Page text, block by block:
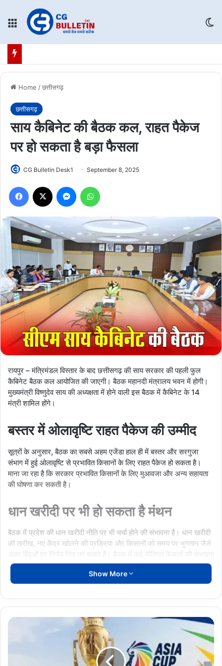
Menu
Home /छत्तीसगढ़
छत्तीसगढ़
साय कैबिनेट की बैठक कल, राहत पैकेज
पर हो सकता है बड़ा फैसला
CG Bulletin Desk1 September 8, 2025
Facebook Messenger
रायपुर – मंत्रिमंडल विस्तार के बाद छत्तीसगढ़ की साय सरकार की पहली फुल
कैबिनेट बैठक कल आयोजित की जाएगी। बैठक महानदी मंत्रालय भवन में होगी।
मुख्यमंत्री विष्णुदेव साय की अध्यक्षता में होने वाली इस बैठक में कैबिनेट के 14
मंत्री शामिल होंगे।
बस्तर में ओलावृष्टि राहत पैकेज की उम्मीद
सूत्रों के अनुसार, बैठक का सबसे अहम एजेंडा हाल ही में बस्तर और सरगुजा
संभाग में हुई ओलावृष्टि से प्रभावित किसानों के लिए राहत पैकेज हो सकता है।
माना जा रहा है कि सरकार प्रभावित किसानों के लिए मुआवजा और अन्य सहायता
की घोषणा कर सकती है।
धान खरीदी पर भी हो सकता है मंथन
बैठक में प्रदेश की धान खरीदी नीति पर भी चर्चा होने की संभावना है। धान खरीदी
की तारीख, नए केंद्र खोलने की प्रक्रिया और किसानों को समय पर भुगतान जैसे
अहम बिंदुओं पर निर्णय लिए जा सकते हैं। बैठक में कई नीतिगत फैसलों की संभावना
है। कल की कैबिनेट बैठक में कृषि, ग्रामीण विकास, रोजगार सृजन और निवेश से
जुड़े कई नीतिगत निर्णय भी लिए जा सकते हैं।
मंत्रिमंडल विस्तार के बाद होने वाली यह पहली बैठक साय सरकार के राजनीतिक
राहत पैकेज तथा धान खरीदी जैसे मुद्दों पर सरकार के रुख का इंतजार कर रहा है।
बैठक में नए मंत्रियों का होगा स्वागत
Show More
एशिया
2025: